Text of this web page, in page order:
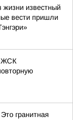
известный
вести пришли
ЖСК
гранитная